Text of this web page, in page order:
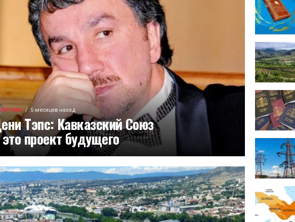
5 месяцев назад
Тэпс: Кавказский Союз
проект будущего